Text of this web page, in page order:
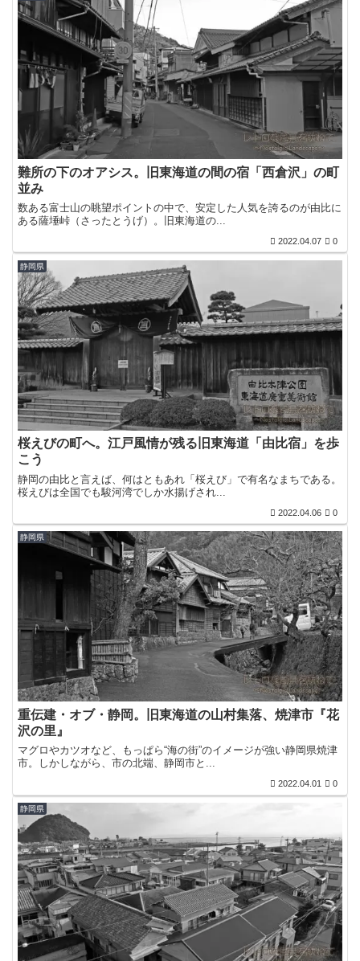
難所の下のオアシス。旧東海道の間の宿「西倉沢」の町
並み
数ある富士山の眺望ポイントの中で、安定した人気を誇るのが由比に
ある薩埵峠（さったとうげ）。旧東海道の...
2022.04.07 0
静岡県
桜えびの町へ。江戸風情が残る旧東海道「由比宿」を歩
こう
静岡の由比と言えば、何はともあれ「桜えび」で有名なまちである。
桜えびは全国でも駿河湾でしか水揚げされ...
2022.04.06 0
静岡県
重伝建・オブ・静岡。旧東海道の山村集落、焼津市『花
沢の里』
マグロやカツオなど、もっぱら“海の街”のイメージが強い静岡県焼津
市。しかしながら、市の北端、静岡市と...
2022.04.01 0
静岡県